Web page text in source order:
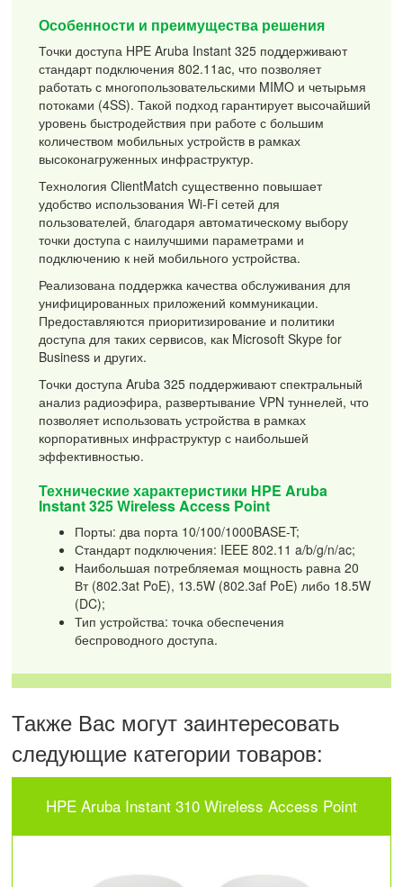
Особенности и преимущества решения
Точки доступа HPE Aruba Instant 325 поддерживают
стандарт подключения 802.11ac, что позволяет
работать с многопользовательскими MIMO и четырьмя
потоками (4SS). Такой подход гарантирует высочайший
уровень быстродействия при работе с большим
количеством мобильных устройств в рамках
высоконагруженных инфраструктур.
Технология ClientMatch существенно повышает
удобство использования Wi-Fi сетей для
пользователей, благодаря автоматическому выбору
точки доступа с наилучшими параметрами и
подключению к ней мобильного устройства.
Реализована поддержка качества обслуживания для
унифицированных приложений коммуникации.
Предоставляются приоритизирование и политики
доступа для таких сервисов, как Microsoft Skype for
Business и других.
Точки доступа Aruba 325 поддерживают спектральный
анализ радиоэфира, развертывание VPN туннелей, что
позволяет использовать устройства в рамках
корпоративных инфраструктур с наибольшей
эффективностью.
Технические характеристики HPE Aruba
Instant 325 Wireless Access Point
Порты: два порта 10/100/1000BASE-T;
Стандарт подключения: IEEE 802.11 a/b/g/n/ac;
Наибольшая потребляемая мощность равна 20
Вт (802.3at PoE), 13.5W (802.3af PoE) либо 18.5W
(DC);
Тип устройства: точка обеспечения
беспроводного доступа.
Также Вас могут заинтересовать
следующие категории товаров:
HPE Aruba Instant 310 Wireless Access Point